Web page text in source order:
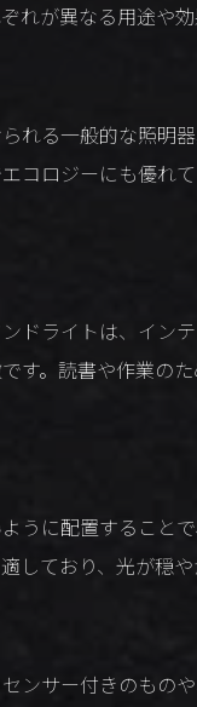
れが異なる用途や
れる一般的な照明
コロジーにも優れ
ドライトは、イン
す。読書や作業の
うに配置すること
しており、光が穏
ンサー付きのもの